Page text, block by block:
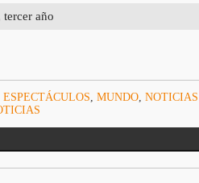
tercer año
ESPECTÁCULOS MUNDO, NOTICIAS